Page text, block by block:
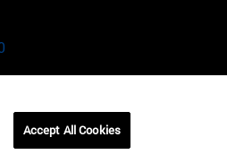
Brasil
Accept All Cookies